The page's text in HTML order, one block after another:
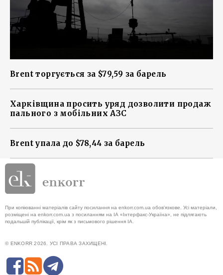
Brent торгується за $79,59 за барель
Харківщина просить уряд дозволити продаж
пального з мобільних АЗС
Brent упала до $78,44 за барель
При копіюванні матеріалів сайту посилання на enkorr.com.ua обов'язкове. Усі матеріали,
розміщені на enkorr.com.ua з посиланням на ІА «Інтерфакс-Україна», не підлягають
подальшій публікації, крім як з письмового рішення ІА.
© ENKORR 2026. УСІ ПРАВА ЗАХИЩЕНІ.